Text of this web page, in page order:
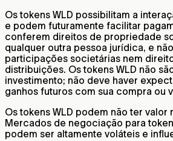
Os tokens WLD possibilitam a
e podem futuramente facilitar
conferem direitos de propriedade
qualquer outra pessoa jurídica, e
participações societárias nem
distribuições. Os tokens WLD não
investimento; não deve haver
ganhos futuros com sua compra ou
Os tokens WLD podem não ter valor
Mercados de negociação para
podem ser altamente voláteis e